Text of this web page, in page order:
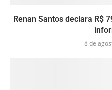
Renan Santos declara R$
8 de